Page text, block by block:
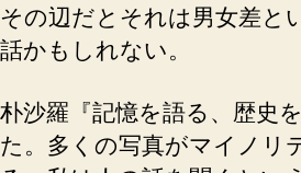
その辺だとそれは男女差と
話かもしれない。
朴沙羅『記憶を語る、歴史
た。多くの写真がマイノリ